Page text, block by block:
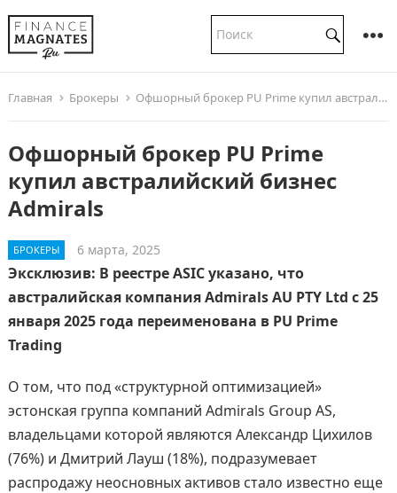
Главная Брокеры Офшорный брокер PU Prime купил австралийский бизнес Admirals
Офшорный брокер PU Prime
купил австралийский бизнес
Admirals
БРОКЕРЫ 6 марта, 2025
Эксклюзив: В реестре ASIC указано, что
австралийская компания Admirals AU PTY Ltd с 25
января 2025 года переименована в PU Prime
Trading
О том, что под «структурной оптимизацией»
эстонская группа компаний Admirals Group AS,
владельцами которой являются Александр Цихилов
(76%) и Дмитрий Лауш (18%), подразумевает
распродажу неосновных активов стало известно еще